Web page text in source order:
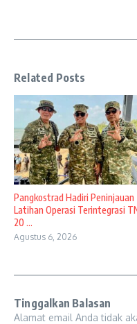
Related Posts
Pangkostrad Hadiri Peninjauan
Latihan Operasi Terintegrasi
20 ...
Agustus 6, 2026
Tinggalkan Balasan
Alamat email Anda tidak